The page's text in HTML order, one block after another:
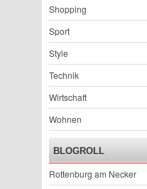
Shopping
Sport
Style
Technik
Wirtschaft
Wohnen
BLOGROLL
Rottenburg am Necker